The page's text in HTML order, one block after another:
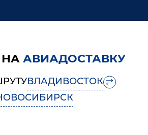
АВИАДОСТАВКУ
ВЛАДИВОСТОК